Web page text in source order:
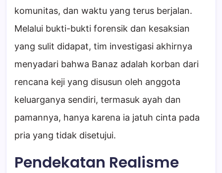
komunitas, dan waktu yang terus berjalan.
Melalui bukti-bukti forensik dan kesaksian
yang sulit didapat, tim investigasi akhirnya
menyadari bahwa Banaz adalah korban dari
rencana keji yang disusun oleh anggota
keluarganya sendiri, termasuk ayah dan
pamannya, hanya karena ia jatuh cinta pada
pria yang tidak disetujui.
Pendekatan Realisme